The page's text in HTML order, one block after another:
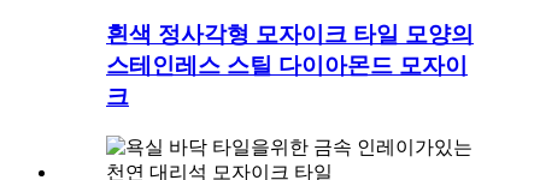
흰색 정사각형 모자이크 타일 모양의
스테인레스 스틸 다이아몬드 모자이
크